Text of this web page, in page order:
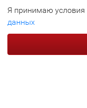
Я принимаю условия
данных